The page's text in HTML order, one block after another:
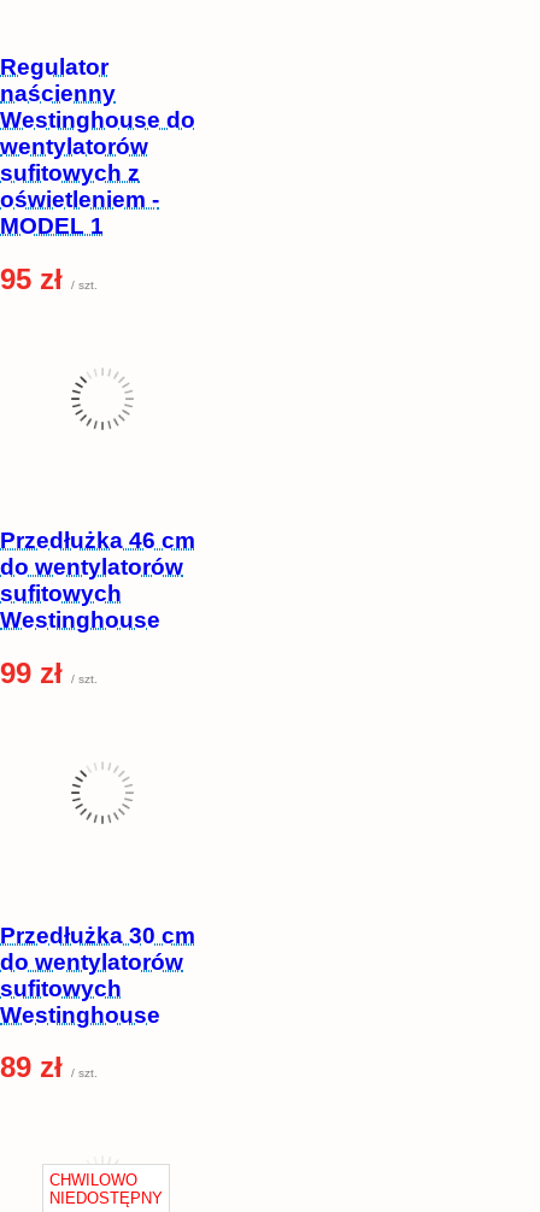
Regulator
naścienny
Westinghouse do
wentylatorów
sufitowych z
oświetleniem -
MODEL 1
95 zł / szt.
Przedłużka 46 cm
do wentylatorów
sufitowych
Westinghouse
99 zł / szt.
Przedłużka 30 cm
do wentylatorów
sufitowych
Westinghouse
89 zł / szt.